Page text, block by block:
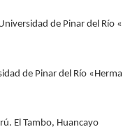
de Pinar del Río
de Pinar del Río
El Tambo, Huancayo